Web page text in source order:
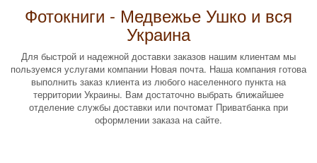
Фотокниги - Медвежье Ушко и вся
Украина
Для быстрой и надежной доставки заказов нашим клиентам мы
пользуемся услугами компании Новая почта. Наша компания готова
выполнить заказ клиента из любого населенного пункта на
территории Украины. Вам достаточно выбрать ближайшее
отделение службы доставки или почтомат Приватбанка при
оформлении заказа на сайте.